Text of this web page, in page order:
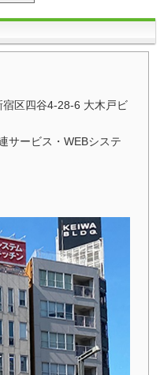
区四谷4-28-6 大木戸ビ
サービス・WEBシステ